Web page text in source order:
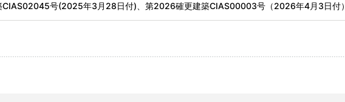
号(2025年3月28日付)、第2026確更建築CIAS00003号（2026年4月3日付）